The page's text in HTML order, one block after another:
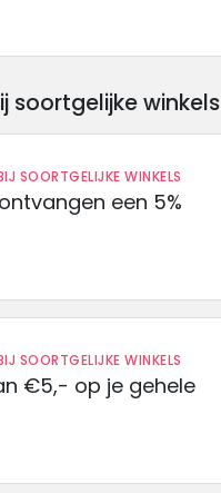
soortgelijke winkels
SOORTGELIJKE WINKELS
een 5%
SOORTGELIJKE WINKELS
€5,- op je gehele